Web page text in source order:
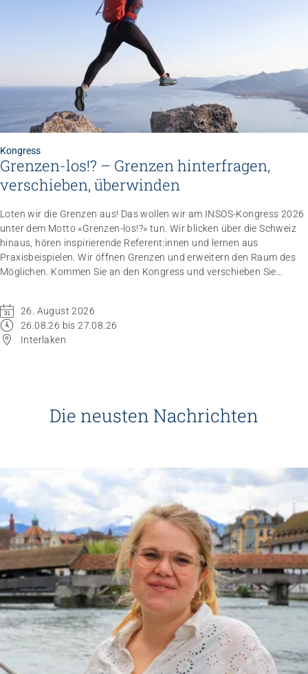
Kongress
Grenzen-los!? – Grenzen hinterfragen,
verschieben, überwinden
Loten wir die Grenzen aus! Das wollen wir am INSOS-Kongress 2026
unter dem Motto «Grenzen-los!?» tun. Wir blicken über die Schweiz
hinaus, hören inspirierende Referent:innen und lernen aus
Praxisbeispielen. Wir öffnen Grenzen und erweitern den Raum des
Möglichen. Kommen Sie an den Kongress und verschieben Sie
26. August 2026
26.08.26 bis 27.08.26
Interlaken
Die neusten Nachrichten